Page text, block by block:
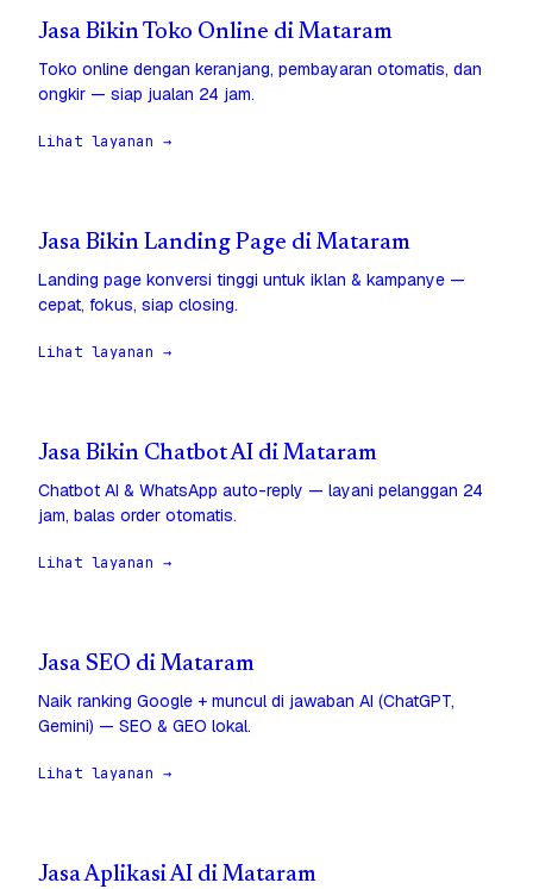
Jasa Bikin Toko Online di Mataram
Toko online dengan keranjang, pembayaran otomatis, dan
ongkir — siap jualan 24 jam.
Lihat layanan →
Jasa Bikin Landing Page di Mataram
Landing page konversi tinggi untuk iklan & kampanye —
cepat, fokus, siap closing.
Lihat layanan →
Jasa Bikin Chatbot AI di Mataram
Chatbot AI & WhatsApp auto-reply — layani pelanggan 24
jam, balas order otomatis.
Lihat layanan →
Jasa SEO di Mataram
Naik ranking Google + muncul di jawaban AI (ChatGPT,
Gemini) — SEO & GEO lokal.
Lihat layanan →
Jasa Aplikasi AI di Mataram